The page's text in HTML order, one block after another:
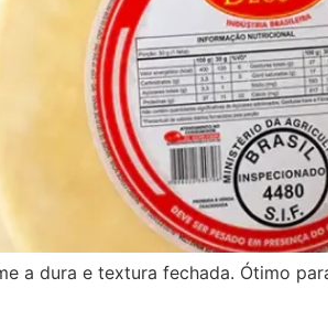
a dura e textura fechada. Ótimo